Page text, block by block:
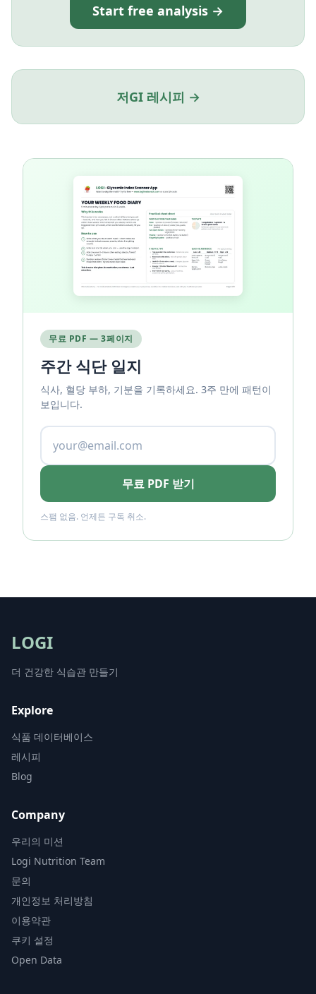
Start free analysis →
저GI 레시피 →
무료 PDF — 3페이지
주간 식단 일지
식사, 혈당 부하, 기분을 기록하세요. 3주 만에 패턴이
보입니다.
무료 PDF 받기
스팸 없음. 언제든 구독 취소.
LOGI
더 건강한 식습관 만들기
Explore
식품 데이터베이스
레시피
Blog
Company
우리의 미션
Logi Nutrition Team
문의
개인정보 처리방침
이용약관
쿠키 설정
Open Data